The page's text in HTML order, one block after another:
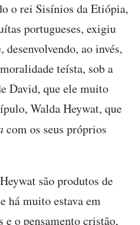
o rei Sisínios da Etiópia,
portugueses, exigiu
desenvolvendo, ao invés,
teísta, sob a
David, que ele muito
Walda Heywat, que
com os seus próprios
são produtos de
há muito estava em
e o pensamento cristão,